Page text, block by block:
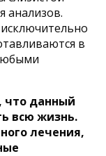
анализов.
в
что данный
всю жизнь.
лечения,